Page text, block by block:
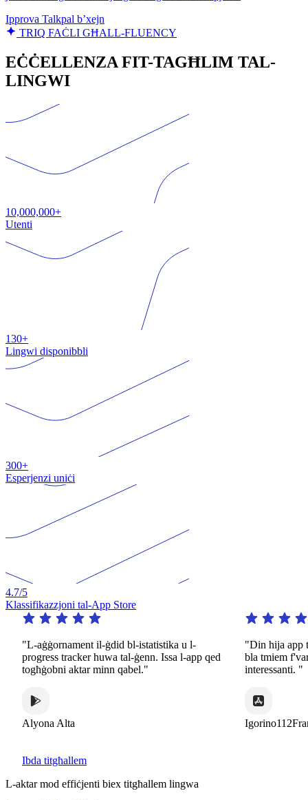
Ipprova Talkpal b’xejn
TRIQ FAĊLI GĦALL-FLUENCY
EĊĊELLENZA FIT-TAGĦLIM TAL-
LINGWI
10,000,000+
Utenti
130+
Lingwi disponibbli
300+
Esperjenzi uniċi
4.7/5
Klassifikazzjoni tal-App Store
"L-aġġornament il-ġdid bl-istatistika u l-
progress tracker huwa tal-ġenn. Issa l-app qed
togħġobni aktar minn qabel."
Alyona Alta
"Din hija app
bla tmiem
interessanti. "
Ibda titgħallem
L-aktar mod effiċjenti biex titgħallem lingwa